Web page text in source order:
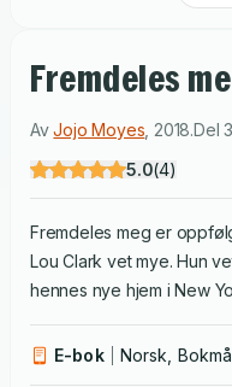
Fremdeles
AvJojo Moyes 2018.Del
5.0(4)
Fremdeles meg er
Lou Clark vet mye. Hun
hennes nye hjem i New
hun vet at hans unge
E-bok Norsk,